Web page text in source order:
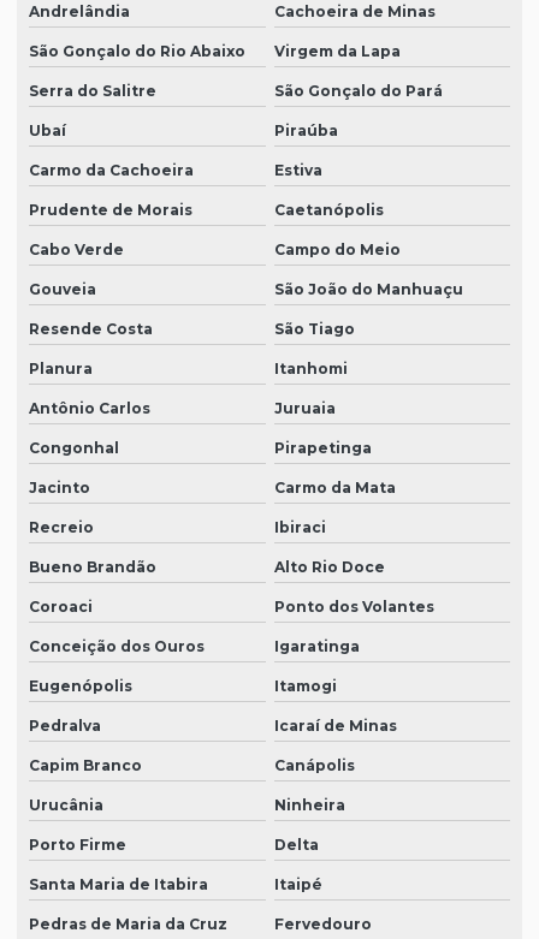
Andrelândia Cachoeira de Minas
São Gonçalo do Rio Abaixo Virgem da Lapa
Serra do Salitre São Gonçalo do Pará
Ubaí Piraúba
Carmo da Cachoeira Estiva
Prudente de Morais Caetanópolis
Cabo Verde Campo do Meio
Gouveia São João do Manhuaçu
Resende Costa São Tiago
Planura Itanhomi
Antônio Carlos Juruaia
Congonhal Pirapetinga
Jacinto Carmo da Mata
Recreio Ibiraci
Bueno Brandão Alto Rio Doce
Coroaci Ponto dos Volantes
Conceição dos Ouros Igaratinga
Eugenópolis Itamogi
Pedralva Icaraí de Minas
Capim Branco Canápolis
Urucânia Ninheira
Porto Firme Delta
Santa Maria de Itabira Itaipé
Pedras de Maria da Cruz Fervedouro